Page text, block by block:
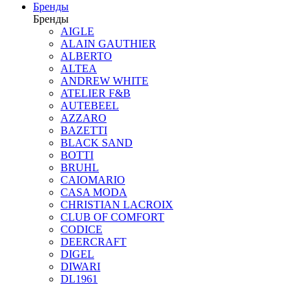
Бренды
Бренды
AIGLE
ALAIN GAUTHIER
ALBERTO
ALTEA
ANDREW WHITE
ATELIER F&B
AUTEBEEL
AZZARO
BAZETTI
BLACK SAND
BOTTI
BRUHL
CAIOMARIO
CASA MODA
CHRISTIAN LACROIX
CLUB OF COMFORT
CODICE
DEERCRAFT
DIGEL
DIWARI
DL1961